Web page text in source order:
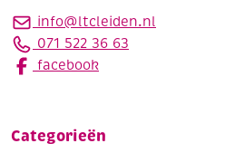
info@ltcleiden.nl
071 522 36 63
facebook
Categorieën